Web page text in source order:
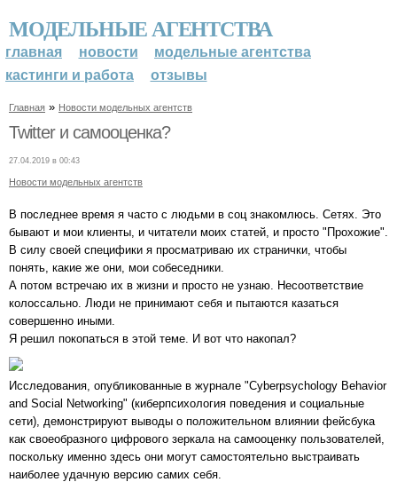
МОДЕЛЬНЫЕ АГЕНТСТВА
главная новости
модельные агентства
кастинги и работа
отзывы
Главная » Новости модельных агентств
Twitter и самооценка?
27.04.2019 в 00:43
Новости модельных агентств
В последнее время я часто с людьми в соц знакомлюсь. Сетях. Это
бывают и мои клиенты, и читатели моих статей, и просто "Прохожие".
В силу своей специфики я просматриваю их странички, чтобы
понять, какие же они, мои собеседники.
А потом встречаю их в жизни и просто не узнаю. Несоответствие
колоссально. Люди не принимают себя и пытаются казаться
совершенно иными.
Я решил покопаться в этой теме. И вот что накопал?
Исследования, опубликованные в журнале "Cyberpsychology Behavior
and Social Networking" (киберпсихология поведения и социальные
сети), демонстрируют выводы о положительном влиянии фейсбука
как своеобразного цифрового зеркала на самооценку пользователей,
поскольку именно здесь они могут самостоятельно выстраивать
наиболее удачную версию самих себя.